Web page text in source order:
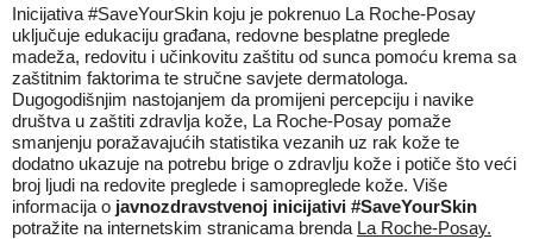
Inicijativa #SaveYourSkin koju je pokrenuo La Roche-Posay
uključuje edukaciju građana, redovne besplatne preglede
madeža, redovitu i učinkovitu zaštitu od sunca pomoću krema sa
zaštitnim faktorima te stručne savjete dermatologa.
Dugogodišnjim nastojanjem da promijeni percepciju i navike
društva u zaštiti zdravlja kože, La Roche-Posay pomaže
smanjenju poražavajućih statistika vezanih uz rak kože te
dodatno ukazuje na potrebu brige o zdravlju kože i potiče što veći
broj ljudi na redovite preglede i samopreglede kože. Više
informacija o javnozdravstvenoj inicijativi #SaveYourSkin
potražite na internetskim stranicama brenda La Roche-Posay.